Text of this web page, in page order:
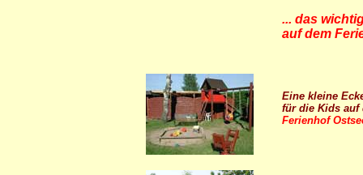
... das
auf dem
Eine kleine
für die Kids auf
Ferienhof